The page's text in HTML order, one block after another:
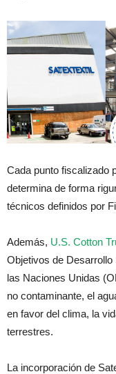
Cada punto fiscalizado
determina de forma
técnicos definidos por
Además, U.S. Cotton
Objetivos de
las Naciones Unidas
no contaminante, el
en favor del clima, la
terrestres.
La incorporación de